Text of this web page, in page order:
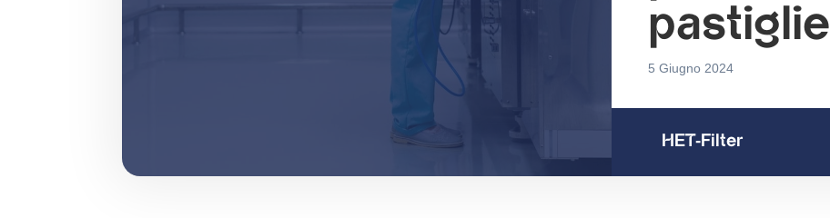
pastiglie
5 Giugno 2024
HET-Filter